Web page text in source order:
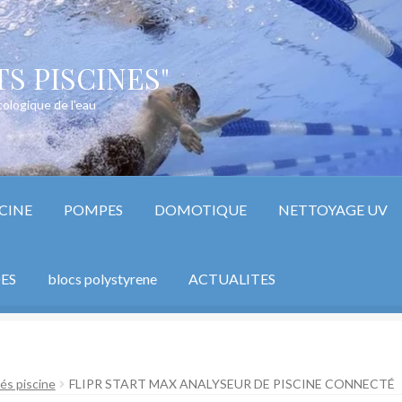
PISCINES"
de l'eau
POMPES DOMOTIQUE NETTOYAGE UV
blocs polystyrene ACTUALITES
polystyrène Mentions légalesMon comptePage d’accueilPanier
piscine FLIPR START MAX ANALYSEUR DE PISCINE CONNECTÉ